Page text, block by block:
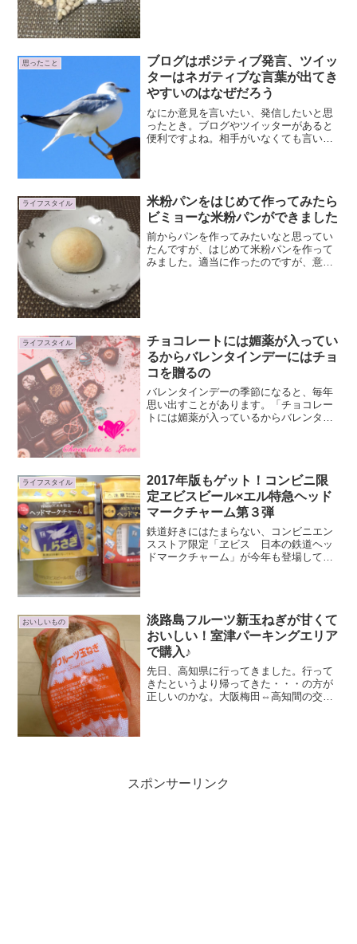
思ったこと
ブログはポジティブ発言、ツイッ
ターはネガティブな言葉が出てき
やすいのはなぜだろう
なにか意見を言いたい、発信したいと思
ったとき。ブログやツイッターがあると
便利ですよね。相手がいなくても言いた
ライフスタイル
米粉パンをはじめて作ってみたら
ビミョーな米粉パンができました
前からパンを作ってみたいなと思ってい
たんですが、はじめて米粉パンを作って
みました。適当に作ったのですが、意外
ライフスタイル
チョコレートには媚薬が入ってい
るからバレンタインデーにはチョ
コを贈るの
バレンタインデーの季節になると、毎年
思い出すことがあります。「チョコレー
トには媚薬が入っているからバレンタイ
ライフスタイル
2017年版もゲット！コンビニ限
定ヱビスビール×エル特急ヘッド
マークチャーム第３弾
鉄道好きにはたまらない、コンビニエン
スストア限定「ヱビス 日本の鉄道ヘッ
ドマークチャーム」が今年も登場してい
おいしいもの
淡路島フルーツ新玉ねぎが甘くて
おいしい！室津パーキングエリア
で購入♪
先日、高知県に行ってきました。行って
きたというより帰ってきた・・・の方が
正しいのかな。大阪梅田⇔高知間の交通
スポンサーリンク